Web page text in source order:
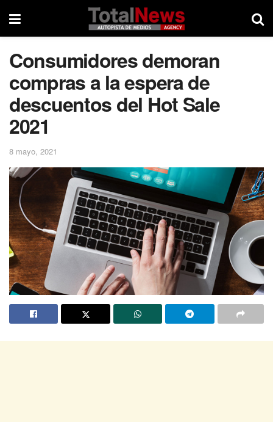
Consumidores demoran
compras a la espera de
descuentos del Hot Sale
2021
8 mayo, 2021